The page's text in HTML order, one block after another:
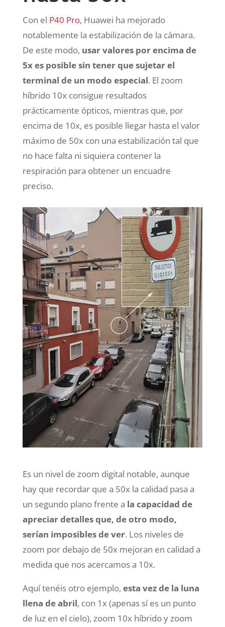
Con el P40 Pro, Huawei ha mejorado
notablemente la estabilización de la cámara.
De este modo, usar valores por encima de
5x es posible sin tener que sujetar el
terminal de un modo especial. El zoom
híbrido 10x consigue resultados
prácticamente ópticos, mientras que, por
encima de 10x, es posible llegar hasta el valor
máximo de 50x con una estabilización tal que
no hace falta ni siquiera contener la
respiración para obtener un encuadre
preciso.
Es un nivel de zoom digital notable, aunque
hay que recordar que a 50x la calidad pasa a
un segundo plano frente a la capacidad de
apreciar detalles que, de otro modo,
serían imposibles de ver. Los niveles de
zoom por debajo de 50x mejoran en calidad a
medida que nos acercamos a 10x.
Aquí tenéis otro ejemplo, esta vez de la luna
llena de abril, con 1x (apenas sí es un punto
de luz en el cielo), zoom 10x híbrido y zoom